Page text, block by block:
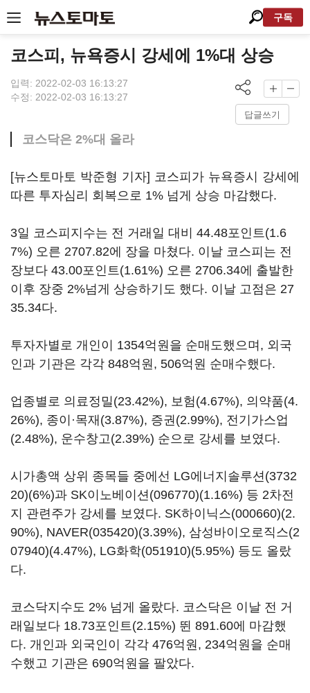
구독
코스피, 뉴욕증시 강세에 1%대 상승
입력: 2022-02-03 16:13:27
수정: 2022-02-03 16:13:27
답글쓰기
코스닥은 2%대 올라
[뉴스토마토 박준형 기자] 코스피가 뉴욕증시 강세에
따른 투자심리 회복으로 1% 넘게 상승 마감했다.
3일 코스피지수는 전 거래일 대비 44.48포인트(1.6
7%) 오른 2707.82에 장을 마쳤다. 이날 코스피는 전
장보다 43.00포인트(1.61%) 오른 2706.34에 출발한
이후 장중 2%넘게 상승하기도 했다. 이날 고점은 27
35.34다.
투자자별로 개인이 1354억원을 순매도했으며, 외국
인과 기관은 각각 848억원, 506억원 순매수했다.
업종별로 의료정밀(23.42%), 보험(4.67%), 의약품(4.
26%), 종이·목재(3.87%), 증권(2.99%), 전기가스업
(2.48%), 운수창고(2.39%) 순으로 강세를 보였다.
시가총액 상위 종목들 중에선 LG에너지솔루션(3732
20)(6%)과 SK이노베이션(096770)(1.16%) 등 2차전
지 관련주가 강세를 보였다. SK하이닉스(000660)(2.
90%), NAVER(035420)(3.39%), 삼성바이오로직스(2
07940)(4.47%), LG화학(051910)(5.95%) 등도 올랐
다.
코스닥지수도 2% 넘게 올랐다. 코스닥은 이날 전 거
래일보다 18.73포인트(2.15%) 뛴 891.60에 마감했
다. 개인과 외국인이 각각 476억원, 234억원을 순매
수했고 기관은 690억원을 팔았다.